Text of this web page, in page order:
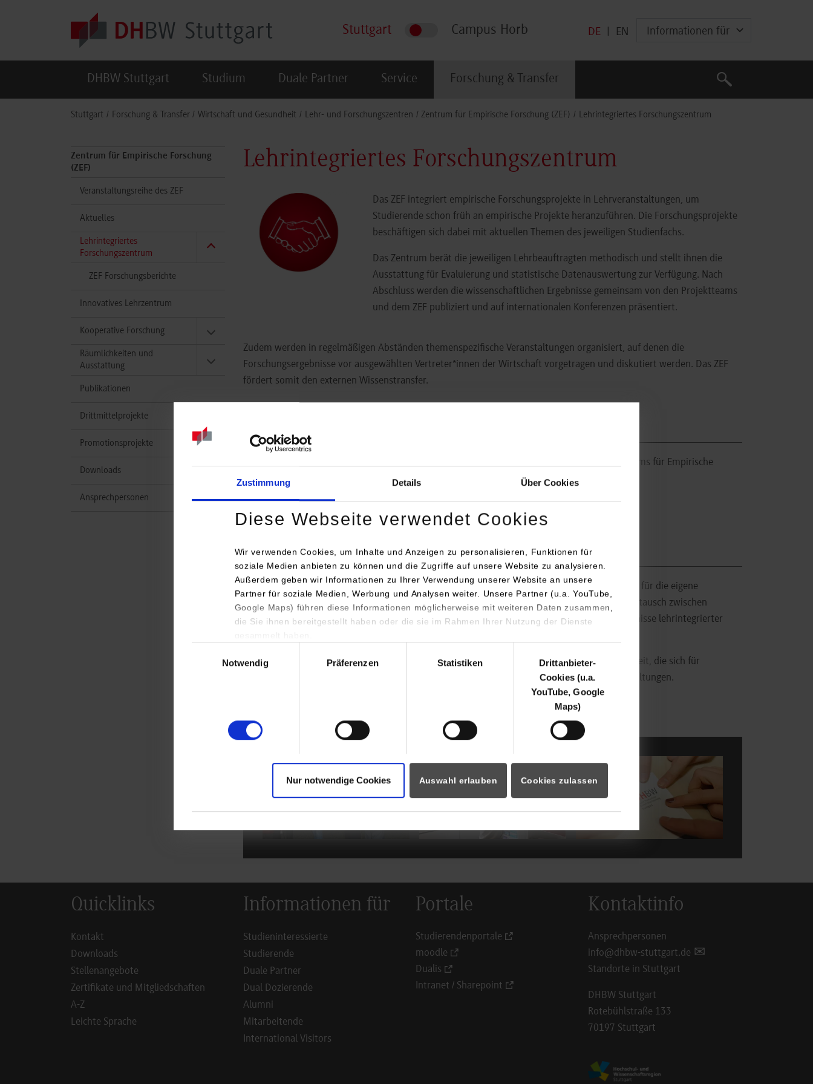
Zustimmung Details Über Cookies
Diese Webseite verwendet Cookies
Wir verwenden Cookies, um Inhalte und Anzeigen zu personalisieren, Funktionen für
soziale Medien anbieten zu können und die Zugriffe auf unsere Website zu analysieren.
Außerdem geben wir Informationen zu Ihrer Verwendung unserer Website an unsere
Partner für soziale Medien, Werbung und Analysen weiter. Unsere Partner (u.a. YouTube,
Google Maps) führen diese Informationen möglicherweise mit weiteren Daten zusammen,
die Sie ihnen bereitgestellt haben oder die sie im Rahmen Ihrer Nutzung der Dienste
Notwendig
Präferenzen Statistiken
Drittanbieter-
Cookies (u.a.
YouTube, Google
Maps)
Nur notwendige Cookies Auswahl erlauben Cookies zulassen
Stuttgart Campus Horb DE EN Informationen für
DHBW Stuttgart Studium Duale Partner Service Forschung & Transfer
Suche
Suche
Stuttgart Forschung & Transfer Wirtschaft und Gesundheit Lehr- und Forschungszentren Zentrum für Empirische Forschung (ZEF) Lehrintegriertes Forschungszentrum
Zentrum für Empirische Forschung
(ZEF)
Veranstaltungsreihe des ZEF
Aktuelles
Lehrintegriertes
Forschungszentrum
ZEF Forschungsberichte
Innovatives Lehrzentrum
Kooperative Forschung
Räumlichkeiten und
Ausstattung
Publikationen
Drittmittelprojekte
Promotionsprojekte
Downloads
Ansprechpersonen
Lehrintegriertes Forschungszentrum
Das ZEF integriert empirische Forschungsprojekte in Lehrveranstaltungen, um
Studierende schon früh an empirische Projekte heranzuführen. Die Forschungsprojekte
beschäftigen sich dabei mit aktuellen Themen des jeweiligen Studienfachs.
Das Zentrum berät die jeweiligen Lehrbeauftragten methodisch und stellt ihnen die
Ausstattung für Evaluierung und statistische Datenauswertung zur Verfügung. Nach
Abschluss werden die wissenschaftlichen Ergebnisse gemeinsam von den Projektteams
und dem ZEF publiziert und auf internationalen Konferenzen präsentiert.
Zudem werden in regelmäßigen Abständen themenspezifische Veranstaltungen organisiert, auf denen die
Forschungsergebnisse vor ausgewählten Vertreter*innen der Wirtschaft vorgetragen und diskutiert werden. Das ZEF
fördert somit den externen Wissenstransfer.
Es besteht die Möglichkeit, die Studienergebnisse in der Reihe "Forschungsberichte des Zentrums für Empirische
Forschung" zu veröffentlichen.
Bisher erschienene Studien des ZEF
Veranstaltungsreihe
Die Veranstaltungsreihe des Zentrums für empirische Forschung (ZEF) bringt nicht nur Impulse für die eigene
Hochschulforschung, sondern fördert aktiv den praxisorientierten Erfahrungs- und Wissensaustausch zwischen
Hochschule und Unternehmen. Studierende präsentieren im Rahmen der Veranstaltung Ergebnisse lehrintegrierter
Die Veranstaltungsreihe richtet sich sowohl an die Wirtschaft als auch an die breite Öffentlichkeit, die sich für
innovative Themengebiete interessiert. Das ZEF freut sich über Ihre Teilnahme an den Veranstaltungen.
Show larger version for: Show larger version for: Show larger version for:
Quicklinks
Kontakt
Downloads
Stellenangebote
Zertifikate und Mitgliedschaften
A-Z
Leichte Sprache
Informationen für
Studieninteressierte
Studierende
Duale Partner
Dual Dozierende
Alumni
Mitarbeitende
International Visitors
Portale
Studierendenportale
moodle
Dualis
Intranet / Sharepoint
Kontaktinfo
Ansprechpersonen
info@dhbw-stuttgart.de
Standorte in Stuttgart
DHBW Stuttgart
Rotebühlstraße 133
70197 Stuttgart